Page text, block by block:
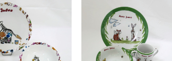
AU PANIER
/
DÉTAILS
AJOUTER AU PANIER
DÉTAILS